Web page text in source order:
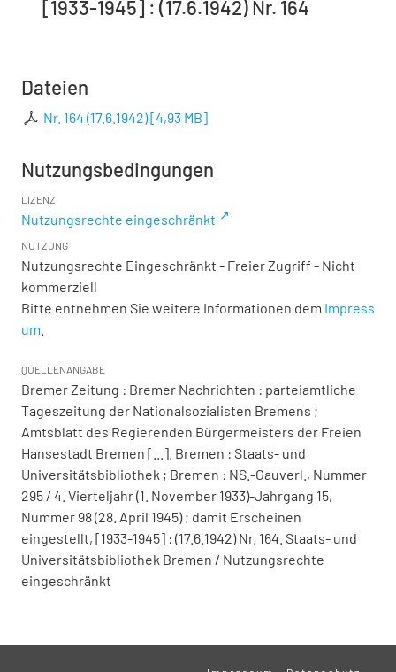
[1933-1945] : (17.6.1942) Nr. 164
Dateien
Nr. 164 (17.6.1942)[4,93 MB]
Nutzungsbedingungen
LIZENZ
Nutzungsrechte eingeschränkt
NUTZUNG
Nutzungsrechte Eingeschränkt - Freier Zugriff - Nicht
kommerziell
Bitte entnehmen Sie weitere Informationen dem Impress
um
QUELLENANGABE
Bremer Zeitung : Bremer Nachrichten : parteiamtliche
Tageszeitung der Nationalsozialisten Bremens ;
Amtsblatt des Regierenden Bürgermeisters der Freien
Hansestadt Bremen [...]. Bremen : Staats- und
Universitätsbibliothek ; Bremen : NS.-Gauverl., Nummer
295 / 4. Vierteljahr (1. November 1933)-Jahrgang 15,
Nummer 98 (28. April 1945) ; damit Erscheinen
eingestellt, [1933-1945] : (17.6.1942) Nr. 164. Staats- und
Universitätsbibliothek Bremen / Nutzungsrechte
eingeschränkt